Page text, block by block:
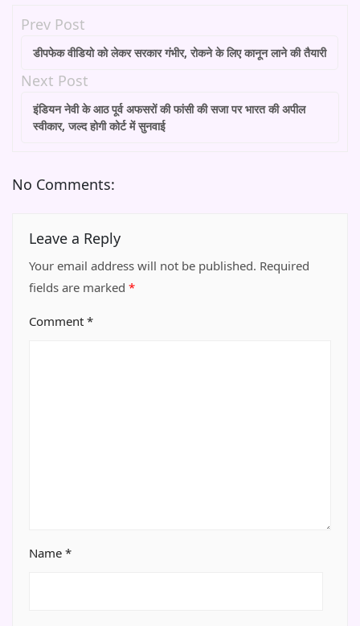
Prev Post
डीपफेक वीडियो को लेकर सरकार गंभीर, रोकने के लिए कानून लाने की तैयारी
Next Post
इंडियन नेवी के आठ पूर्व अफसरों की फांसी की सजा पर भारत की अपील
स्वीकार, जल्द होगी कोर्ट में सुनवाई
No Comments:
Leave a Reply
Your email address will not be published. Required
fields are marked *
Comment *
Name *